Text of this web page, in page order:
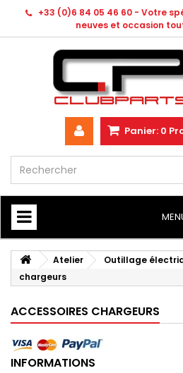
+33 (0)6 84 05 46 60 - Votre
neuves et occasion
Panier: 0
HOME
Atelier Outillage
chargeurs
ACCESSOIRES CHARGEURS
INFORMATIONS